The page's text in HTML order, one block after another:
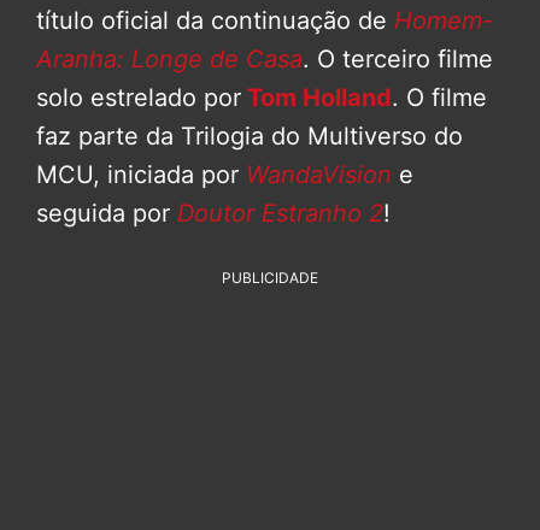
título oficial da continuação de Homem-
Aranha: Longe de Casa. O terceiro filme
solo estrelado por Tom Holland. O filme
faz parte da Trilogia do Multiverso do
MCU, iniciada por WandaVision e
seguida por Doutor Estranho 2!
PUBLICIDADE